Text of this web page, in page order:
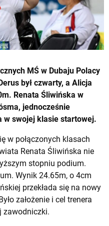
MŚ w Dubaju Polacy
był czwarty, a Alicja
Renata Śliwińska w
jednocześnie
w swojej klasie startowej.
w połączonych klasach
Renata Śliwińska nie
stopniu podium.
Wynik 24.65m, o 4cm
przekłada się na nowy
założenie i cel trenera
zawodniczki.